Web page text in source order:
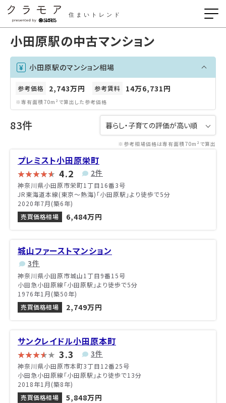
住まいトレンド
小田原駅の中古マンション
小田原駅のマンション相場
参考価格 2,743万円 参考賃料 14万6,731円
※専有面積70m²で算出した参考価格
83件
※参考相場価格は専有面積70m²で算出
プレミスト小田原栄町
4.2 2件
神奈川県小田原市栄町1丁目16番3号
JR東海道本線(東京～熱海)「小田原駅」より徒歩で5分
2020年7月(築6年)
売買価格相場
6,484万円
城山ファーストマンション
3件
神奈川県小田原市城山1丁目9番15号
小田急小田原線「小田原駅」より徒歩で5分
1976年1月(築50年)
売買価格相場
2,749万円
サンクレイドル小田原本町
3.3 3件
神奈川県小田原市本町3丁目12番25号
小田急小田原線「小田原駅」より徒歩で13分
2018年1月(築8年)
売買価格相場
5,848万円